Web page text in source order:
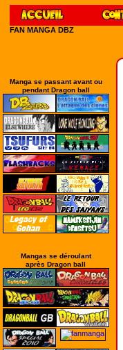
FAN MANGA DBZ
Manga se passant avant ou
pendant Dragon ball
Mangas se déroulant
après Dragon ball